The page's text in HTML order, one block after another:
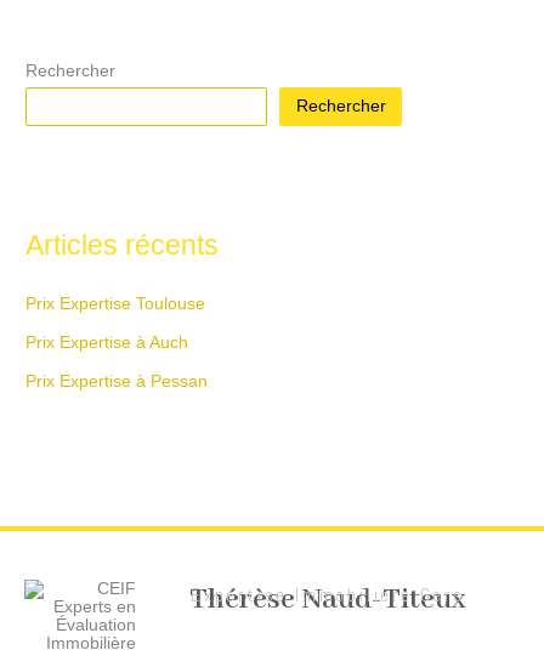
Rechercher
Rechercher
Articles récents
Prix Expertise Toulouse
Prix Expertise à Auch
Prix Expertise à Pessan
Thérèse Naud-Titeux
Expertise Immobilière Gers